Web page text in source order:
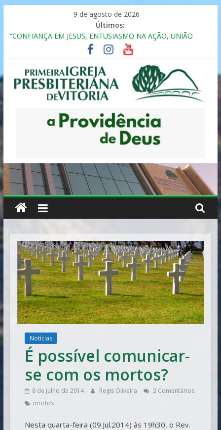
9 de agosto de 2026
Últimos:
“CONFIANÇA EM JESUS, ENTUSIASMO NA AÇÃO, UNIÃO
Seminário da Família 2025
Formação em Inclusão, Ensino e Relacionamento com
Pessoas Atípicas
12º ENCONTRO DE CASAIS
MULHER PRESBITERIANA
Primeira
Presbiteriana
de
Vitória
Notícias
É possível comunicar-
se com os mortos?
8 de julho de 2014 Regis Oliveira
2 Comentários
mortos
Nesta quarta-feira (09.Jul.2014) às 19h30, o Rev.